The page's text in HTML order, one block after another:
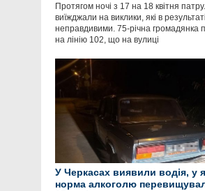
Протягом ночі з 17 на 18 квітня
виїжджали на виклики, які в
неправдивими. 75-річна громадянка
на лінію 102, що на вулиці
У Черкасах виявили водія, у
норма алкоголю